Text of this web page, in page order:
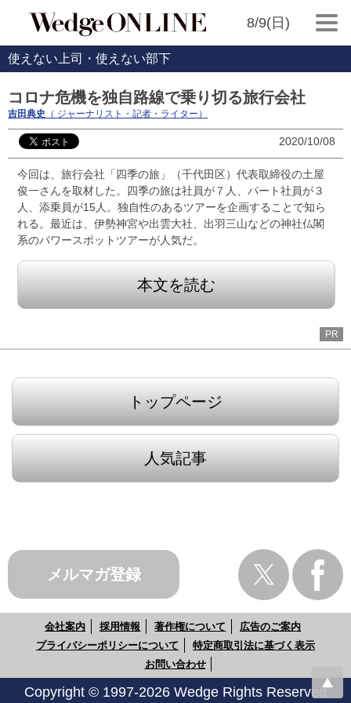
8/9(日)
使えない上司・使えない部下
コロナ危機を独自路線で乗り切る旅行会社
吉田典史 （ ジャーナリスト・記者・ライター）
2020/10/08
今回は、旅行会社「四季の旅」（千代田区）代表取締役の土屋
俊一さんを取材した。四季の旅は社員が７人、パート社員が３
人、添乗員が15人。独自性のあるツアーを企画することで知ら
れる。最近は、伊勢神宮や出雲大社、出羽三山などの神社仏閣
系のパワースポットツアーが人気だ。
本文を読む
PR
トップページ
人気記事
メルマガ登録
会社案内 採用情報 著作権について
広告のご案内
プライバシーポリシーについて
特定商取引法に基づく表示
お問い合わせ
Copyright © 1997-2026 Wedge Rights Reserved